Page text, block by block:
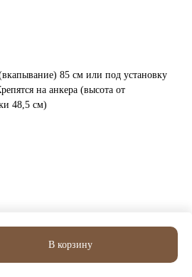
В корзину
85 см или под установку
на анкера (высота от
48,5 см)